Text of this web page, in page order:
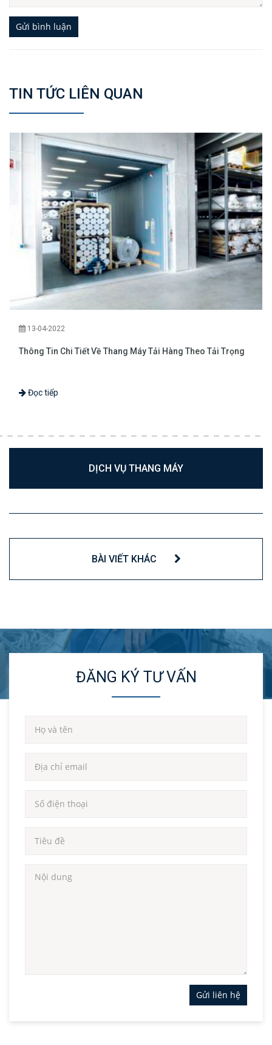
Gửi bình luận
TIN TỨC LIÊN QUAN
13-04-2022
Thông Tin Chi Tiết Về Thang Máy Tải Hàng Theo Tải Trọng
Đọc tiếp
DỊCH VỤ THANG MÁY
BÀI VIẾT KHÁC
ĐĂNG KÝ TƯ VẤN
Gửi liên hệ